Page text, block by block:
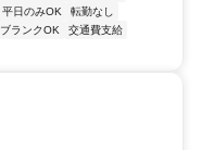
平日のみOK
転勤なし
ブランクOK
交通費支給